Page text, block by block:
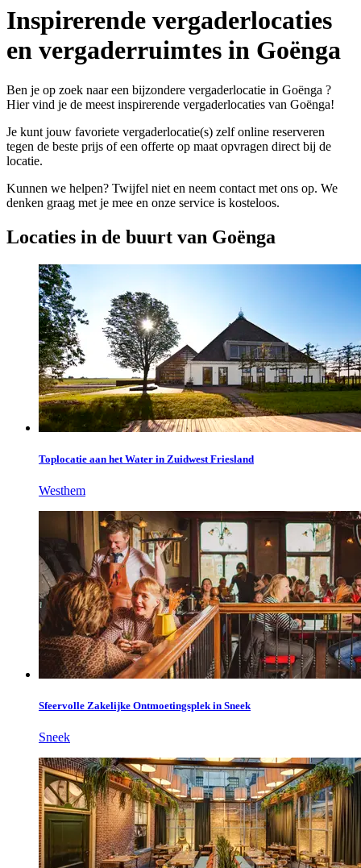
Inspirerende vergaderlocaties
en vergaderruimtes in Goënga
Ben je op zoek naar een bijzondere vergaderlocatie in Goënga ?
Hier vind je de meest inspirerende vergaderlocaties van Goënga!
Je kunt jouw favoriete vergaderlocatie(s) zelf online reserveren
tegen de beste prijs of een offerte op maat opvragen direct bij de
locatie.
Kunnen we helpen? Twijfel niet en neem contact met ons op. We
denken graag met je mee en onze service is kosteloos.
Locaties in de buurt van Goënga
Toplocatie aan het Water in Zuidwest Friesland
Westhem
Sfeervolle Zakelijke Ontmoetingsplek in Sneek
Sneek